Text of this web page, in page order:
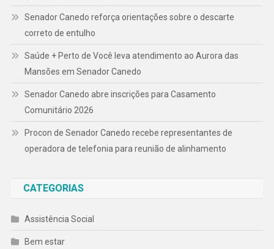
Senador Canedo reforça orientações sobre o descarte
correto de entulho
Saúde + Perto de Você leva atendimento ao Aurora das
Mansões em Senador Canedo
Senador Canedo abre inscrições para Casamento
Comunitário 2026
Procon de Senador Canedo recebe representantes de
operadora de telefonia para reunião de alinhamento
CATEGORIAS
Assistência Social
Bem estar